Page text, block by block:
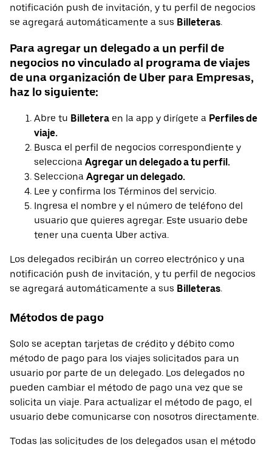
notificación push de invitación, y tu perfil de negocios
se agregará automáticamente a sus Billeteras.
Para agregar un delegado a un perfil de
negocios no vinculado al programa de viajes
de una organización de Uber para Empresas,
haz lo siguiente:
Abre tu Billetera en la app y dirígete a Perfiles de
viaje.
Busca el perfil de negocios correspondiente y
selecciona Agregar un delegado a tu perfil.
Selecciona Agregar un delegado.
Lee y confirma los Términos del servicio.
Ingresa el nombre y el número de teléfono del
usuario que quieres agregar. Este usuario debe
tener una cuenta Uber activa.
Los delegados recibirán un correo electrónico y una
notificación push de invitación, y tu perfil de negocios
se agregará automáticamente a sus Billeteras.
Métodos de pago
Solo se aceptan tarjetas de crédito y débito como
método de pago para los viajes solicitados para un
usuario por parte de un delegado. Los delegados no
pueden cambiar el método de pago una vez que se
solicita un viaje. Para actualizar el método de pago, el
usuario debe comunicarse con nosotros directamente.
Todas las solicitudes de los delegados usan el método